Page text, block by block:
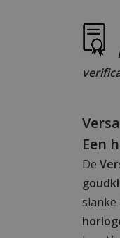
Een
De
slanke